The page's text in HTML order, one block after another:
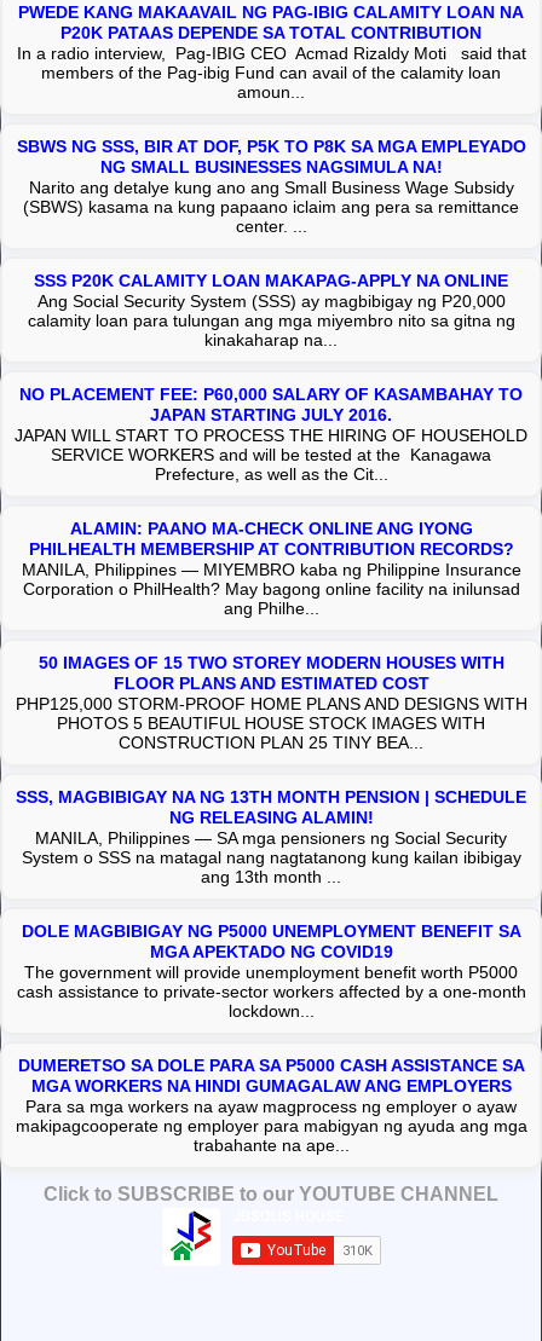
PWEDE KANG MAKAAVAIL NG PAG-IBIG CALAMITY LOAN NA
P20K PATAAS DEPENDE SA TOTAL CONTRIBUTION
In a radio interview, Pag-IBIG CEO Acmad Rizaldy Moti said that
members of the Pag-ibig Fund can avail of the calamity loan
amoun...
SBWS NG SSS, BIR AT DOF, P5K TO P8K SA MGA EMPLEYADO
NG SMALL BUSINESSES NAGSIMULA NA!
Narito ang detalye kung ano ang Small Business Wage Subsidy
(SBWS) kasama na kung papaano iclaim ang pera sa remittance
center. ...
SSS P20K CALAMITY LOAN MAKAPAG-APPLY NA ONLINE
Ang Social Security System (SSS) ay magbibigay ng P20,000
calamity loan para tulungan ang mga miyembro nito sa gitna ng
kinakaharap na...
NO PLACEMENT FEE: P60,000 SALARY OF KASAMBAHAY TO
JAPAN STARTING JULY 2016.
JAPAN WILL START TO PROCESS THE HIRING OF HOUSEHOLD
SERVICE WORKERS and will be tested at the Kanagawa
Prefecture, as well as the Cit...
ALAMIN: PAANO MA-CHECK ONLINE ANG IYONG
PHILHEALTH MEMBERSHIP AT CONTRIBUTION RECORDS?
MANILA, Philippines — MIYEMBRO kaba ng Philippine Insurance
Corporation o PhilHealth? May bagong online facility na inilunsad
ang Philhe...
50 IMAGES OF 15 TWO STOREY MODERN HOUSES WITH
FLOOR PLANS AND ESTIMATED COST
PHP125,000 STORM-PROOF HOME PLANS AND DESIGNS WITH
PHOTOS 5 BEAUTIFUL HOUSE STOCK IMAGES WITH
CONSTRUCTION PLAN 25 TINY BEA...
SSS, MAGBIBIGAY NA NG 13TH MONTH PENSION | SCHEDULE
NG RELEASING ALAMIN!
MANILA, Philippines — SA mga pensioners ng Social Security
System o SSS na matagal nang nagtatanong kung kailan ibibigay
ang 13th month ...
DOLE MAGBIBIGAY NG P5000 UNEMPLOYMENT BENEFIT SA
MGA APEKTADO NG COVID19
The government will provide unemployment benefit worth P5000
cash assistance to private-sector workers affected by a one-month
lockdown...
DUMERETSO SA DOLE PARA SA P5000 CASH ASSISTANCE SA
MGA WORKERS NA HINDI GUMAGALAW ANG EMPLOYERS
Para sa mga workers na ayaw magprocess ng employer o ayaw
makipagcooperate ng employer para mabigyan ng ayuda ang mga
trabahante na ape...
Click to SUBSCRIBE to our YOUTUBE CHANNEL